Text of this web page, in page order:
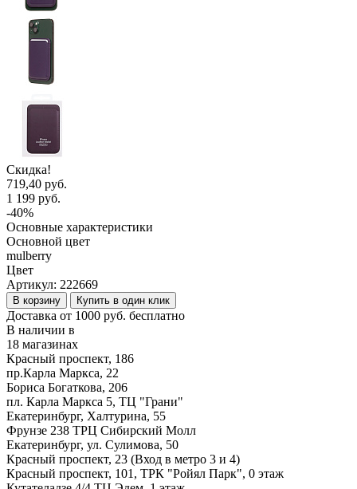
Скидка!
719,40 руб.
1 199 руб.
-40%
Основные характеристики
Основной цвет
mulberry
Цвет
Артикул: 222669
В корзину Купить в один клик
Доставка от 1000 руб. бесплатно
В наличии в
18 магазинах
Красный проспект, 186
пр.Карла Маркса, 22
Бориса Богаткова, 206
пл. Карла Маркса 5, ТЦ "Грани"
Екатеринбург, Халтурина, 55
Фрунзе 238 ТРЦ Сибирский Молл
Екатеринбург, ул. Сулимова, 50
Красный проспект, 23 (Вход в метро 3 и 4)
Красный проспект, 101, ТРК "Ройял Парк", 0 этаж